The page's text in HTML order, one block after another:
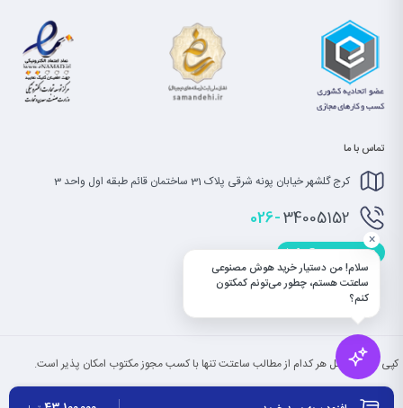
تماس با ما
کرج گلشهر خیابان پونه شرقی پلاک 31 ساختمان قائم طبقه اول واحد 3
026-34005152
info@saatet.com
کپی بخش یا کل هر کدام از مطالب ساعتت تنها با کسب مجوز مکتوب امکان پذیر است.
سلام! من دستیار خرید هوش مصنوعی
ساعتت هستم، چطور می‌تونم کمکتون
کنم؟
×